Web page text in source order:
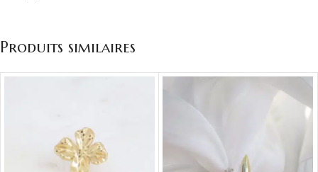
Produits similaires